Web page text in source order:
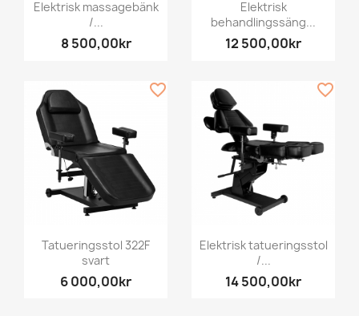
Elektrisk massagebänk
/...
8 500,00kr
Elektrisk
behandlingssäng...
12 500,00kr
Tatueringsstol 322F
svart
6 000,00kr
favorite_border
Elektrisk tatueringsstol
/...
14 500,00kr
favorite_border